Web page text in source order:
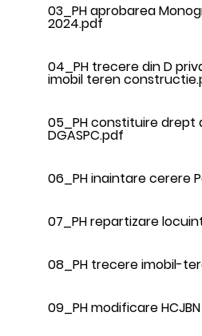
03_PH aprobarea
2024.pdf
04_PH trecere din D
imobil teren
05_PH constituire drept
DGASPC.pdf
06_PH inaintare cerere
07_PH repartizare
08_PH trecere imobil-
09_PH modificare